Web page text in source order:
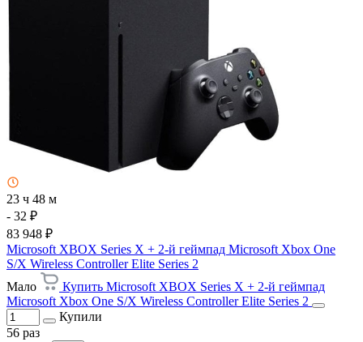
23 ч 48 м
- 32 ₽
83 948 ₽
Microsoft XBOX Series X + 2-й геймпад Microsoft Xbox One
S/X Wireless Controller Elite Series 2
Мало
Купить Microsoft XBOX Series X + 2-й геймпад
Microsoft Xbox One S/X Wireless Controller Elite Series 2
Купили
56 раз